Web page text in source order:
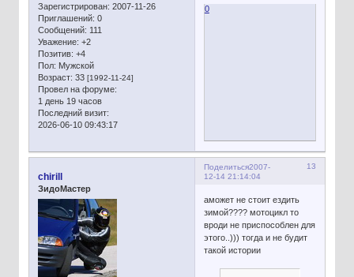
Зарегистрирован: 2007-11-26
Приглашений: 0
Сообщений: 111
Уважение: +2
Позитив: +4
Пол: Мужской
Возраст: 33 [1992-11-24]
Провел на форуме:
1 день 19 часов
Последний визит:
2026-06-10 09:43:17
0
Поделиться 13
2007-
12-14 21:14:04
chirill
ЗидоМастер
аможет не стоит ездить
зимой???? мотоцикл то
вроди не приспособлен для
этого..))) тогда и не будит
такой истории